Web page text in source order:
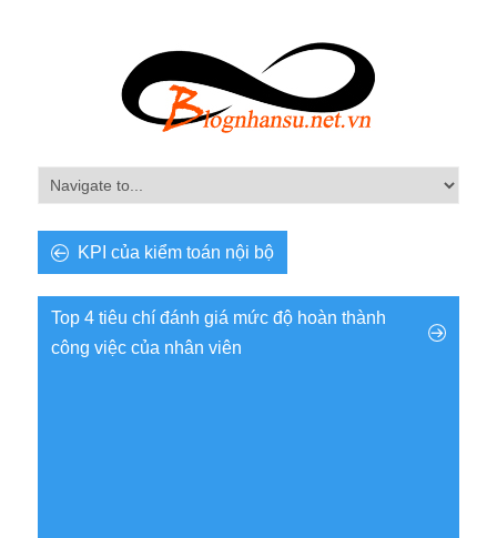
KPI của kiểm toán nội bộ
Top 4 tiêu chí đánh giá mức độ hoàn thành
công việc của nhân viên